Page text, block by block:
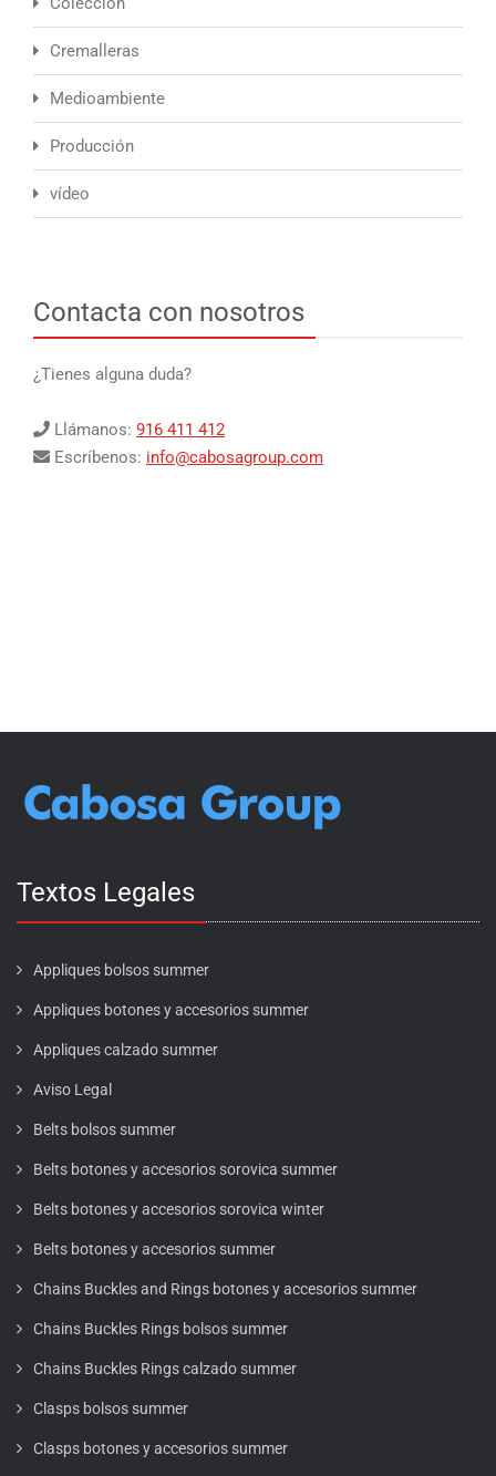
Cremalleras
Medioambiente
Producción
vídeo
Contacta con nosotros
¿Tienes alguna duda?
Llámanos: 916 411 412
Escríbenos: info@cabosagroup.com
Textos Legales
Appliques bolsos summer
Appliques botones y accesorios summer
Appliques calzado summer
Aviso Legal
Belts bolsos summer
Belts botones y accesorios sorovica summer
Belts botones y accesorios sorovica winter
Belts botones y accesorios summer
Chains Buckles and Rings botones y accesorios summer
Chains Buckles Rings bolsos summer
Chains Buckles Rings calzado summer
Clasps bolsos summer
Clasps botones y accesorios summer